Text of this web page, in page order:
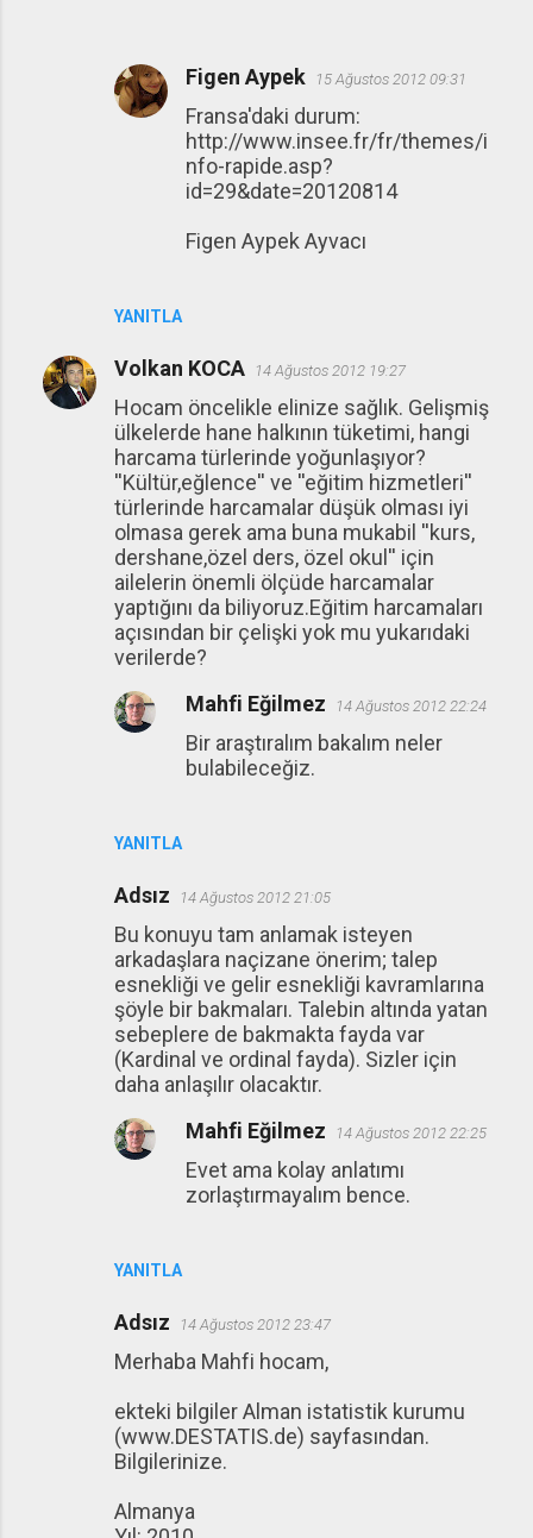
YANITLA
Figen Aypek 15 Ağustos 2012 09:31
Fransa'daki durum:
http://www.insee.fr/fr/themes/i
nfo-rapide.asp?
id=29&date=20120814
Figen Aypek Ayvacı
Volkan KOCA 14 Ağustos 2012 19:27
Hocam öncelikle elinize sağlık. Gelişmiş
ülkelerde hane halkının tüketimi, hangi
harcama türlerinde yoğunlaşıyor?
''Kültür,eğlence'' ve ''eğitim hizmetleri''
türlerinde harcamalar düşük olması iyi
olmasa gerek ama buna mukabil ''kurs,
dershane,özel ders, özel okul'' için
ailelerin önemli ölçüde harcamalar
yaptığını da biliyoruz.Eğitim harcamaları
açısından bir çelişki yok mu yukarıdaki
verilerde?
YANITLA
Mahfi Eğilmez 14 Ağustos 2012 22:24
Bir araştıralım bakalım neler
bulabileceğiz.
Adsız 14 Ağustos 2012 21:05
Bu konuyu tam anlamak isteyen
arkadaşlara naçizane önerim; talep
esnekliği ve gelir esnekliği kavramlarına
şöyle bir bakmaları. Talebin altında yatan
sebeplere de bakmakta fayda var
(Kardinal ve ordinal fayda). Sizler için
daha anlaşılır olacaktır.
YANITLA
Mahfi Eğilmez 14 Ağustos 2012 22:25
Evet ama kolay anlatımı
zorlaştırmayalım bence.
Adsız 14 Ağustos 2012 23:47
Merhaba Mahfi hocam,
ekteki bilgiler Alman istatistik kurumu
(www.DESTATIS.de) sayfasından.
Bilgilerinize.
Almanya